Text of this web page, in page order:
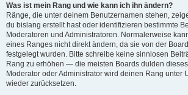
Was ist mein Rang und wie kann ich ihn ändern?
Ränge, die unter deinem Benutzernamen stehen,
du bislang erstellt hast oder identifizieren bestimmte
Moderatoren und Administratoren. Normalerweise
eines Ranges nicht direkt ändern, da sie von der
festgelegt wurden. Bitte schreibe keine sinnlosen
Rang zu erhöhen — die meisten Boards dulden
Moderator oder Administrator wird deinen Rang unter
wieder zurücksetzen.